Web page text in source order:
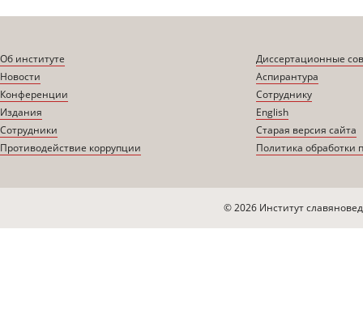
Об институте
Новости
Конференции
Издания
Сотрудники
Противодействие коррупции
Диссертационные
Аспирантура
Сотруднику
English
Старая версия сайта
Политика обработки
© 2026 Институт